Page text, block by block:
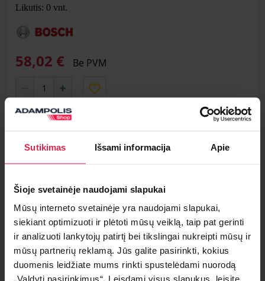
Sutikimas Išsami informacija Apie
Šioje svetainėje naudojami slapukai
Mūsų interneto svetainėje yra naudojami slapukai,
siekiant optimizuoti ir plėtoti mūsų veiklą, taip pat gerinti
ir analizuoti lankytojų patirtį bei tikslingai nukreipti mūsų ir
mūsų partnerių reklamą. Jūs galite pasirinkti, kokius
duomenis leidžiate mums rinkti spustelėdami nuorodą
„Valdyti pasirinkimus“. Leisdami visus slapukus, leisite
Likutis: 0 vnt.
58,02 € Be PVM
Minimalus pirkimo kiekis 1vnt.
Teirautis apie prekę
Radai pigiau ?